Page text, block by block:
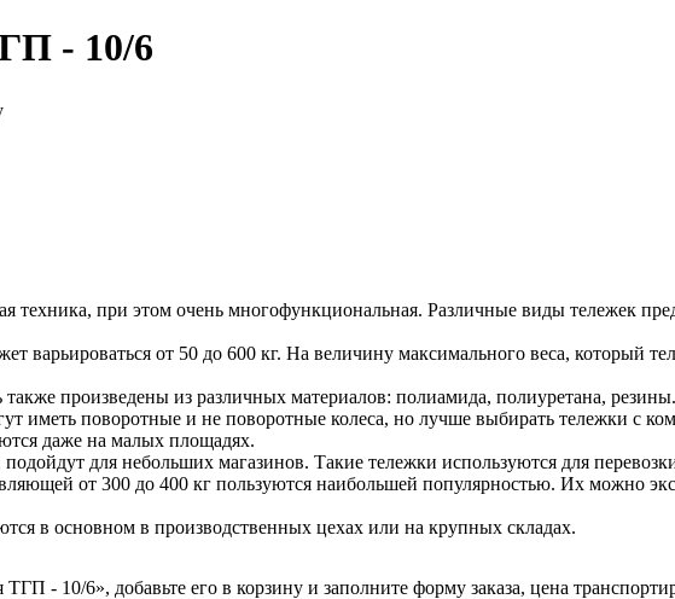
- 10/6
техника, при этом очень многофункциональная. Различные виды тележек
варьироваться от 50 до 600 кг. На величину максимального веса, который
также произведены из различных материалов: полиамида, полиуретана,
иметь поворотные и не поворотные колеса, но лучше выбирать тележки с
даже на малых площадях.
для небольших магазинов. Такие тележки используются для
от 300 до 400 кг пользуются наибольшей популярностью. Их можно
в основном в производственных цехах или на крупных складах.
- 10/6», добавьте его в корзину и заполните форму заказа, цена